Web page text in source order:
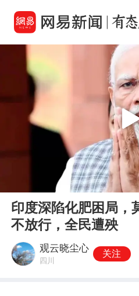
印度深陷化肥困局，
不放行，全民遭殃
观云晓尘心
四川
关注